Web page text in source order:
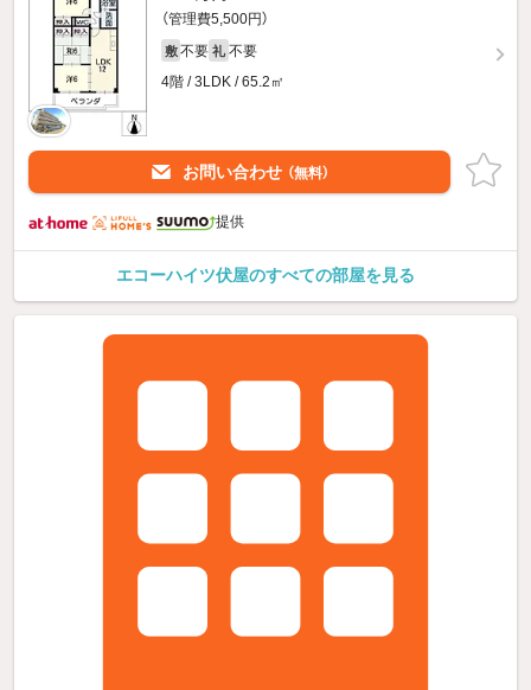
（管理費5,500円）
敷 不要 礼 不要
4階 / 3LDK / 65.2㎡
お問い合わせ （無料）
提供
エコーハイツ伏屋のすべての部屋を見る